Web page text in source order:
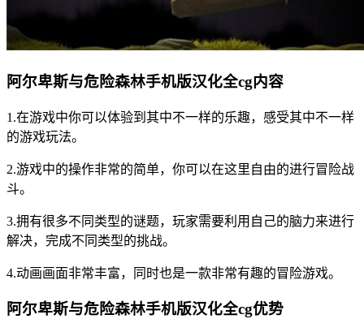
阿尔卑斯与危险森林手机版汉化全cg内容
1.在游戏中你可以体验到其中不一样的乐趣，感受其中不一样
的游戏玩法。
2.游戏中的操作非常的简单，你可以在这里自由的进行冒险战
斗。
3.拥有很多不同类型的谜题，玩家需要利用自己的脑力来进行
解决，完成不同类型的挑战。
4.动画画面非常丰富，同时也是一款非常有趣的冒险游戏。
阿尔卑斯与危险森林手机版汉化全cg优势